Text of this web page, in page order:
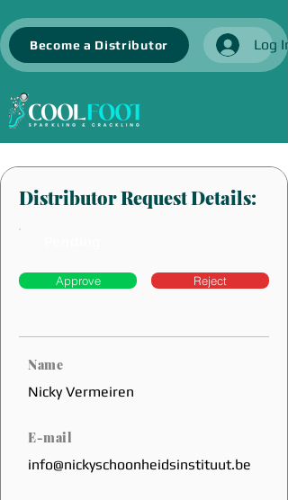
Become a Distributor Log In
Distributor Request Details:
Approve Reject
Name
Nicky Vermeiren
E-mail
info@nickyschoonheidsinstituut.be